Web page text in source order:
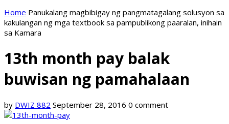
Home Panukalang magbibigay ng pangmatagalang solusyon sa
kakulangan ng mga textbook sa pampublikong paaralan, inihain
sa Kamara
13th month pay balak
buwisan ng pamahalaan
by DWIZ 882 September 28, 2016 0 comment